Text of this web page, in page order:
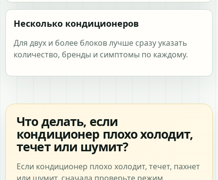
Несколько кондиционеров
Для двух и более блоков лучше сразу указать
количество, бренды и симптомы по каждому.
Что делать, если
кондиционер плохо холодит,
течет или шумит?
Если кондиционер плохо холодит, течет, пахнет